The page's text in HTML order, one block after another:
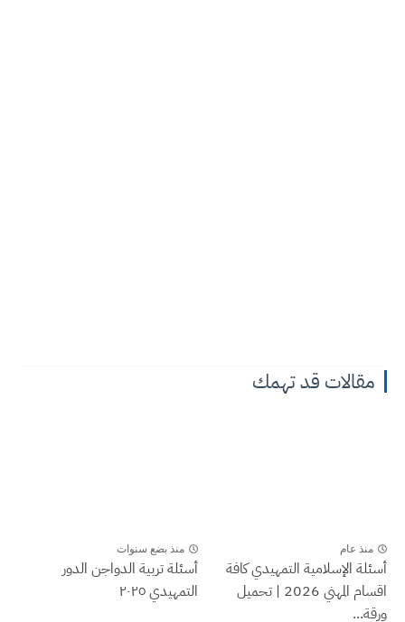
قد تهمك
عام
الإسلامية التمهيدي كافة
اقسام المهني 2026 | تحميل
منذ بضع سنوات
أسئلة تربية الدواجن الدور
التمهيدي ٢٠٢٥